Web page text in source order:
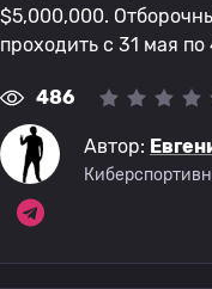
$5,000,000.
проходить с 31 мая
486
Автор: